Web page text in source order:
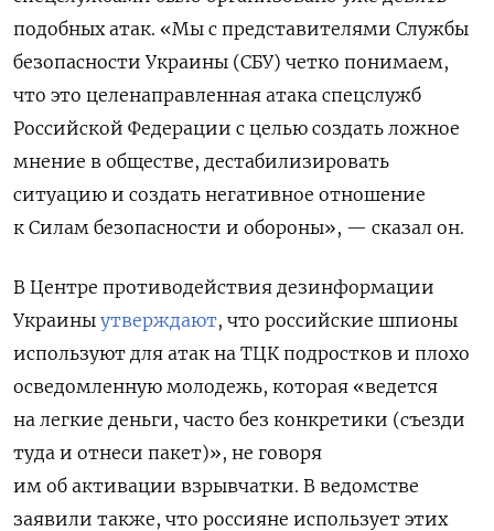
подобных атак. «Мы с представителями Службы
безопасности Украины (СБУ) четко понимаем,
что это целенаправленная атака спецслужб
Российской Федерации с целью создать ложное
мнение в обществе, дестабилизировать
ситуацию и создать негативное отношение
к Силам безопасности и обороны», — сказал он.
В Центре противодействия дезинформации
Украины утверждают, что российские шпионы
используют для атак на ТЦК подростков и плохо
осведомленную молодежь, которая «ведется
на легкие деньги, часто без конкретики (съезди
туда и отнеси пакет)», не говоря
им об активации взрывчатки. В ведомстве
заявили также, что россияне использует этих